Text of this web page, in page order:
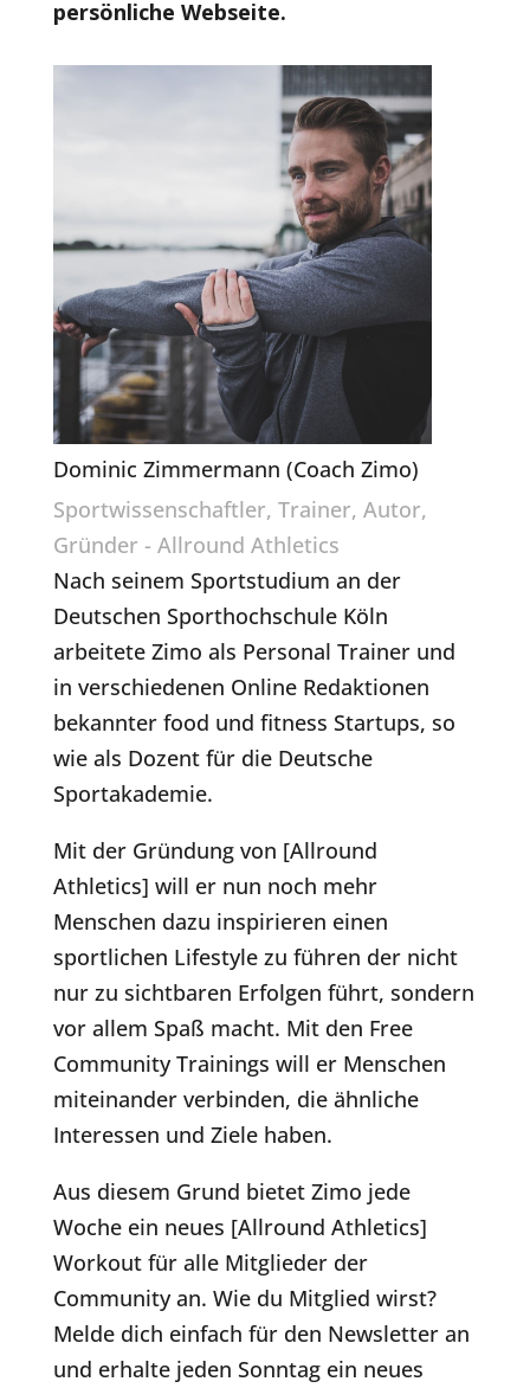
persönliche Webseite.
Dominic Zimmermann (Coach Zimo)
Sportwissenschaftler, Trainer, Autor,
Gründer - Allround Athletics
Nach seinem Sportstudium an der
Deutschen Sporthochschule Köln
arbeitete Zimo als Personal Trainer und
in verschiedenen Online Redaktionen
bekannter food und fitness Startups, so
wie als Dozent für die Deutsche
Sportakademie.
Mit der Gründung von [Allround
Athletics] will er nun noch mehr
Menschen dazu inspirieren einen
sportlichen Lifestyle zu führen der nicht
nur zu sichtbaren Erfolgen führt, sondern
vor allem Spaß macht. Mit den Free
Community Trainings will er Menschen
miteinander verbinden, die ähnliche
Interessen und Ziele haben.
Aus diesem Grund bietet Zimo jede
Woche ein neues [Allround Athletics]
Workout für alle Mitglieder der
Community an. Wie du Mitglied wirst?
Melde dich einfach für den Newsletter an
und erhalte jeden Sonntag ein neues